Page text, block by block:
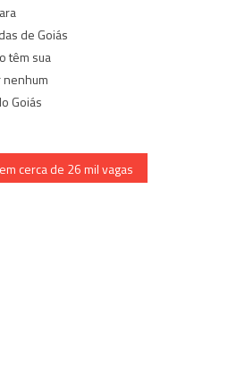
de Goiás
têm sua
Goiás
cerca de 26 mil vagas